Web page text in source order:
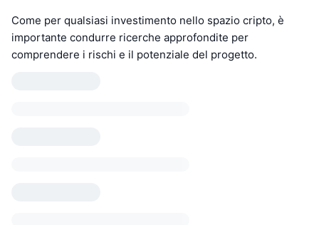
Come per qualsiasi investimento nello spazio cripto, è
importante condurre ricerche approfondite per
comprendere i rischi e il potenziale del progetto.